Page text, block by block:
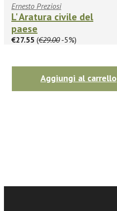
Ernesto Preziosi
L' Aratura civile del
paese
€27.55 (€29.00-5%)
Aggiungi al carrello